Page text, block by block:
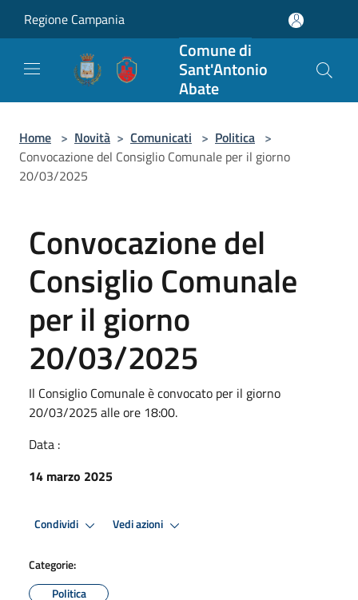
Regione Campania
Comune di
Sant'Antonio
Abate
Home > Novità > Comunicati > Politica >
Convocazione del Consiglio Comunale per il giorno
20/03/2025
Convocazione del
Consiglio Comunale
per il giorno
20/03/2025
Il Consiglio Comunale è convocato per il giorno
20/03/2025 alle ore 18:00.
Data :
14 marzo 2025
Condividi Vedi azioni
Categorie:
Politica